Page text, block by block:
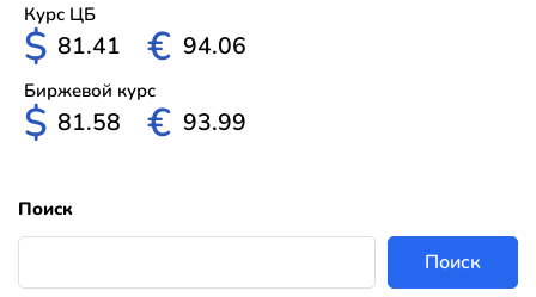
Курс ЦБ
$ 81.41 € 94.06
Биржевой курс
$ 81.58 € 93.99
Поиск
Поиск